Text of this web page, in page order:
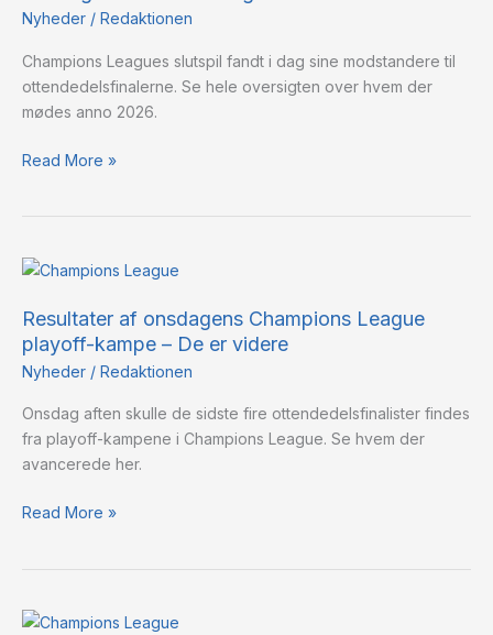
Nyheder / Redaktionen
Champions Leagues slutspil fandt i dag sine modstandere til
ottendedelsfinalerne. Se hele oversigten over hvem der
mødes anno 2026.
frem
finalen
2026
Read More »
Resultater af onsdagens Champions League
playoff-kampe – De er videre
Nyheder / Redaktionen
Onsdag aften skulle de sidste fire ottendedelsfinalister findes
fra playoff-kampene i Champions League. Se hvem der
avancerede her.
Resultater
onsdagens
Champions
League
kampe
–
De
videre
Read More »
Resultater